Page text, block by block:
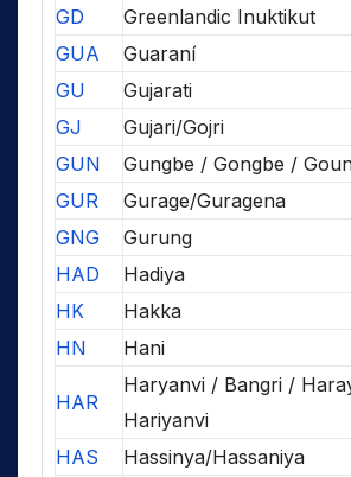
GD
Greenlandic Inuktikut
GUA
Guaraní
GU
Gujarati
GJ
Gujari/Gojri
GUN
Gungbe / Gongbe /
GUR
Gurage/Guragena
GNG
Gurung
HAD
Hadiya
HK
Hakka
HN
Hani
HAR
Haryanvi / Bangri /
Hariyanvi
HAS
Hassinya/Hassaniya